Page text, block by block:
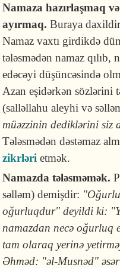
Namaza hazırlaşmaq
ayırmaq. Buraya
Namaz vaxtı girdikdə
tələsmədən namaz qılıb,
edəcəyi düşüncəsində
Azan eşidərkən sözlərini
(salləllahu aleyhi və
müəzzinin dediklərini siz
Tələsmədən dəstəmaz
zikrləri etmək.
Namazda tələsməmək.
səlləm) demişdir:
oğurluqdur" deyildi ki:
namazdan necə oğurluq
tam olaraq yerinə
Əhməd: "əl-Musnəd"